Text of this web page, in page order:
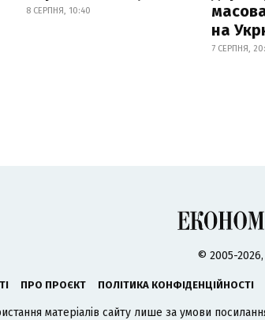
8 СЕРПНЯ, 10:40
на
7 СЕРПНЯ,
© 2005-
ПРО ПРОЄКТ ПОЛІТИКА КОНФІДЕНЦІЙНОСТІ
матеріалів сайту лише за умови